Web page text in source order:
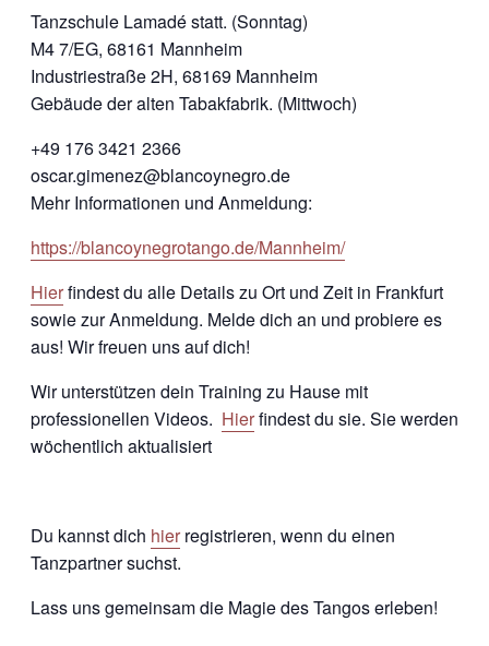
Tanzschule Lamadé statt. (Sonntag)
M4 7/EG, 68161 Mannheim
Industriestraße 2H, 68169 Mannheim
Gebäude der alten Tabakfabrik. (Mittwoch)
+49 176 3421 2366
oscar.gimenez@blancoynegro.de
Mehr Informationen und Anmeldung:
https://blancoynegrotango.de/Mannheim/
Hierfindest du alle Details zu Ort und Zeit in Frankfurt
sowie zur Anmeldung. Melde dich an und probiere es
aus! Wir freuen uns auf dich!
Wir unterstützen dein Training zu Hause mit
professionellen Videos. Hierfindest du sie. Sie werden
wöchentlich aktualisiert
Du kannst dich hier registrieren, wenn du einen
Tanzpartner suchst.
Lass uns gemeinsam die Magie des Tangos erleben!